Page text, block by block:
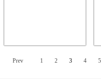
Prev 1 2 3 4 5